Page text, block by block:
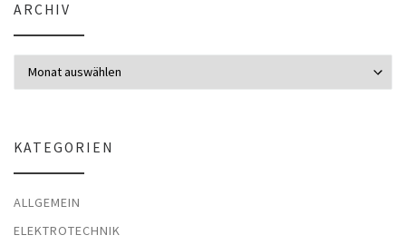
ARCHIV
KATEGORIEN
ALLGEMEIN
ELEKTROTECHNIK